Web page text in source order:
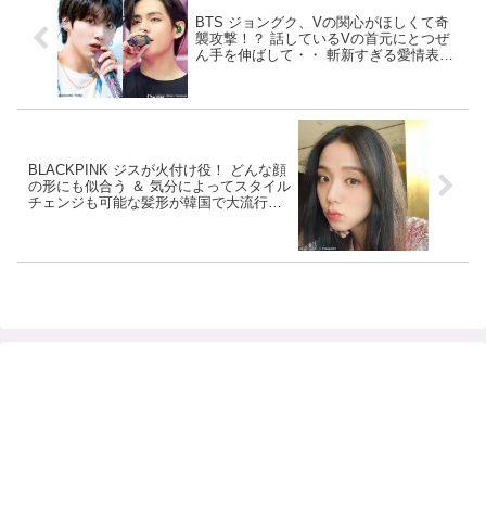
BTS ジョングク、Vの関心がほしくて奇
襲攻撃！？ 話しているVの首元にとつぜ
ん手を伸ばして・・ 斬新すぎる愛情表現
BLACKPINK ジスが火付け役！ どんな顔
の形にも似合う ＆ 気分によってスタイル
チェンジも可能な髪形が韓国で大流行